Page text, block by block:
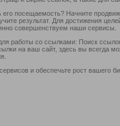
его посещаемость? Начните
результат. Для достижения
совершенствуем наши сервисы.
работы со ссылками: Поиск
на ваш сайт, здесь вы всегда
и обеспечьте рост вашего